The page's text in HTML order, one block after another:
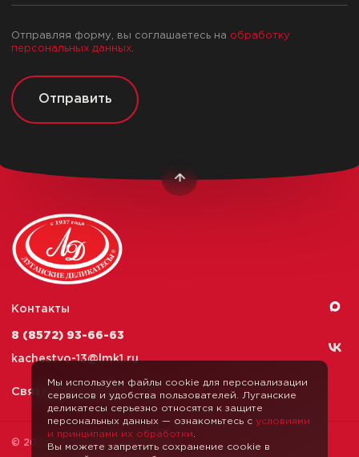
Мы используем файлы cookie для персонализации
сервисов и удобства пользователей. Луганские
деликатесы серьезно относятся к защите
персональных данных — ознакомьтесь с условиями
и принципами их обработки
Вы можете запретить сохранение cookie в
Отправляя форму, вы соглашаетесь на обработку
персональных данных
Отправить
Контакты
8 (8572) 93-66-63
kachestvo-13@lmk1.ru
Связаться с нами
© 2026 Луганские Деликатесы